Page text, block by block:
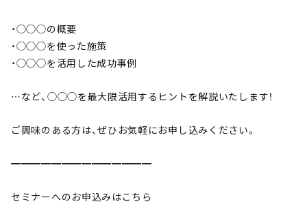
・◯◯◯の概要
・◯◯◯を使った施策
・◯◯◯を活用した成功事例
…など、◯◯◯を最大限活用するヒントを解説いたします！
ご興味のある方は、ぜひお気軽にお申し込みください。
━━━━━━━━━━━━━━
セミナーへのお申込みはこちら